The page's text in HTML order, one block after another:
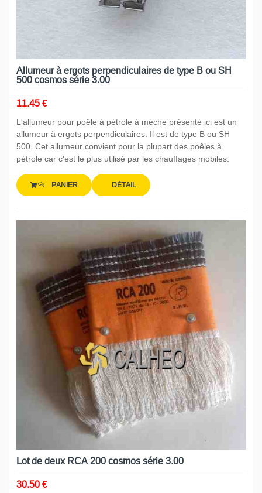
Allumeur à ergots perpendiculaires de type B ou SH
500 cosmos série 3.00
11.45 €
L'allumeur pour poêle à pétrole à mèche présenté ici est un
allumeur à ergots perpendiculaires. Il est de type B ou SH
500. Cet allumeur convient pour la plupart des poêles à
pétrole car c'est le plus utilisé par les chauffages mobiles.
PANIER DÉTAIL
Lot de deux RCA 200 cosmos série 3.00
30.50 €